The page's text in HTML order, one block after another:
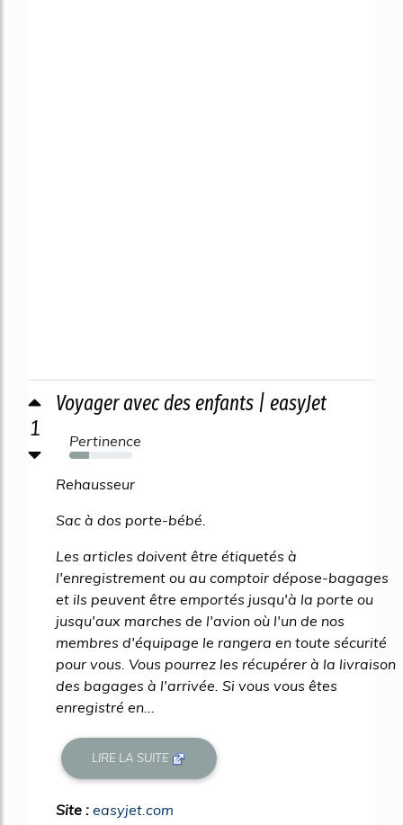
1
Voyager avec des enfants | easyJet
Pertinence
32%
Rehausseur
Sac à dos porte-bébé.
Les articles doivent être étiquetés à
l'enregistrement ou au comptoir dépose-bagages
et ils peuvent être emportés jusqu'à la porte ou
jusqu'aux marches de l'avion où l'un de nos
membres d'équipage le rangera en toute sécurité
pour vous. Vous pourrez les récupérer à la livraison
des bagages à l'arrivée. Si vous vous êtes
enregistré en...
LIRE LA SUITE
Site : easyjet.com